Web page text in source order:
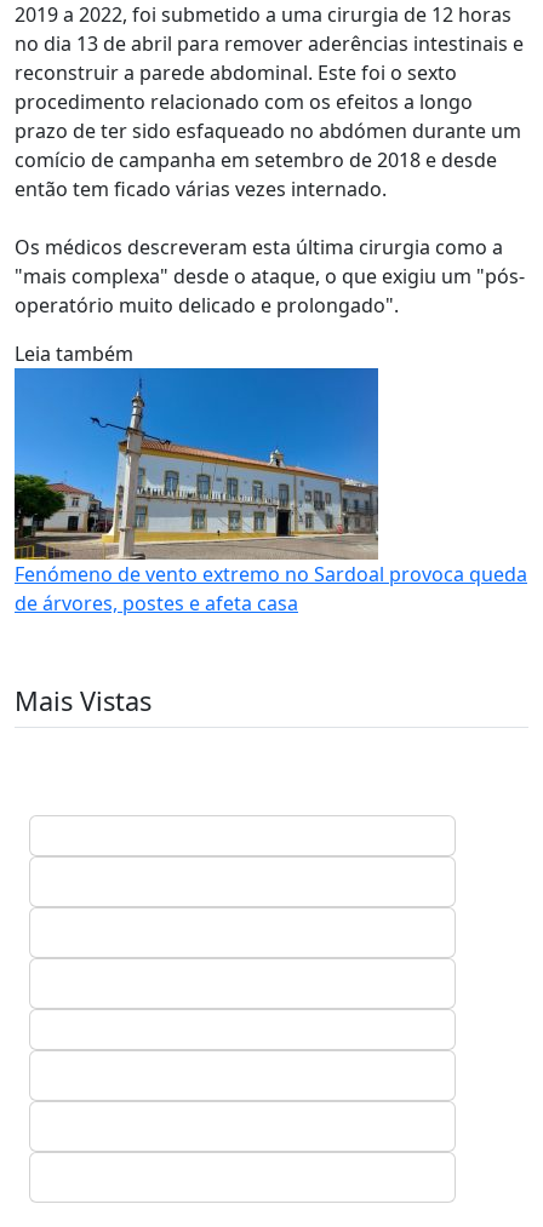
2019 a 2022, foi submetido a uma cirurgia de 12 horas
no dia 13 de abril para remover aderências intestinais e
reconstruir a parede abdominal. Este foi o sexto
procedimento relacionado com os efeitos a longo
prazo de ter sido esfaqueado no abdómen durante um
comício de campanha em setembro de 2018 e desde
então tem ficado várias vezes internado.
Os médicos descreveram esta última cirurgia como a
"mais complexa" desde o ataque, o que exigiu um "pós-
operatório muito delicado e prolongado".
Leia também
Fenómeno de vento extremo no Sardoal provoca queda
de árvores, postes e afeta casa
Mais Vistas